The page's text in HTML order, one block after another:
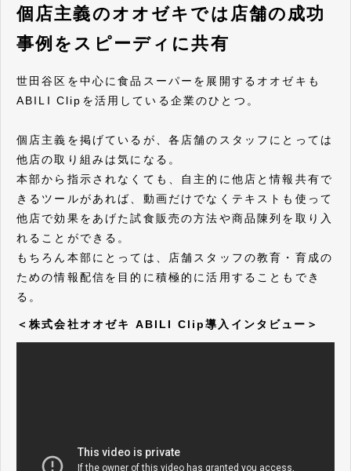
個店主義のオオゼキでは店舗の成功
事例をスピーディに共有
世田谷区を中心に食品スーパーを展開するオオゼキも
ABILI Clipを活用している企業のひとつ。
個店主義を掲げているが、各店舗のスタッフにとっては
他店の取り組みは気になる。
本部から指示されなくても、自主的に他店と情報共有で
きるツールがあれば、動画だけでなくテキストも使って
他店で効果をあげた試食販売の方法や商品陳列を取り入
れることができる。
もちろん本部にとっては、店舗スタッフの教育・育成の
ための情報配信を目的に積極的に活用することもでき
る。
＜株式会社オオゼキ ABILI Clip導入インタビュー＞